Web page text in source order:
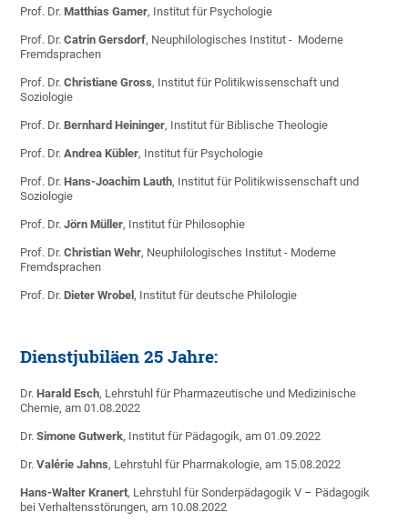
Prof. Dr.Matthias Gamer, Institut für Psychologie
Prof. Dr.Catrin Gersdorf, Neuphilologisches Institut - Moderne
Fremdsprachen
Prof. Dr.Christiane Gross, Institut für Politikwissenschaft und
Soziologie
Prof. Dr.Bernhard Heininger, Institut für Biblische Theologie
Prof. Dr.Andrea Kübler, Institut für Psychologie
Prof. Dr.Hans-Joachim Lauth, Institut für Politikwissenschaft und
Soziologie
Prof. Dr.Jörn Müller, Institut für Philosophie
Prof. Dr.Christian Wehr, Neuphilologisches Institut - Moderne
Fremdsprachen
Prof. Dr.Dieter Wrobel, Institut für deutsche Philologie
Dienstjubiläen 25 Jahre:
Dr.Harald Esch, Lehrstuhl für Pharmazeutische und Medizinische
Chemie, am 01.08.2022
Dr.Simone Gutwerk, Institut für Pädagogik, am 01.09.2022
Dr.Valérie Jahns, Lehrstuhl für Pharmakologie, am 15.08.2022
Hans-Walter Kranert, Lehrstuhl für Sonderpädagogik V – Pädagogik
bei Verhaltensstörungen, am 10.08.2022